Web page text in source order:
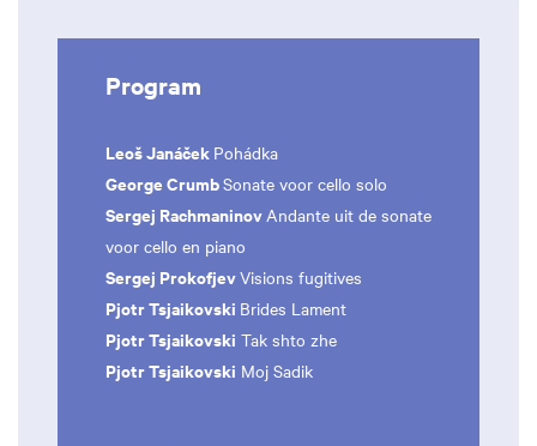
Program
Leoš Janáček Pohádka
George CrumbSonate voor cello solo
Sergej RachmaninovAndante uit de sonate
voor cello en piano
Sergej ProkofjevVisions fugitives
Pjotr Tsjaikovski Brides Lament
Pjotr Tsjaikovski Tak shto zhe
Pjotr Tsjaikovski Moj Sadik